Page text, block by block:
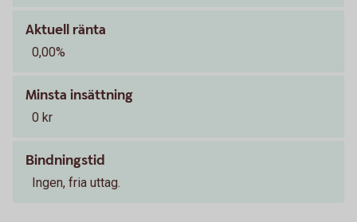
Aktuell ränta
0,00%
Minsta insättning
0 kr
Bindningstid
Ingen, fria uttag.